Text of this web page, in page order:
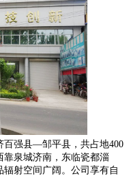
百强县—邹平县，共占地400
靠泉城济南，东临瓷都淄
射空间广阔。公司享有自